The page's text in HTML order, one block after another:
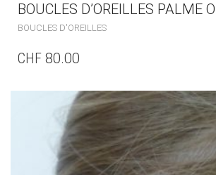
BOUCLES D’OREILLES PALME
BOUCLES D'OREILLES
CHF 80.00